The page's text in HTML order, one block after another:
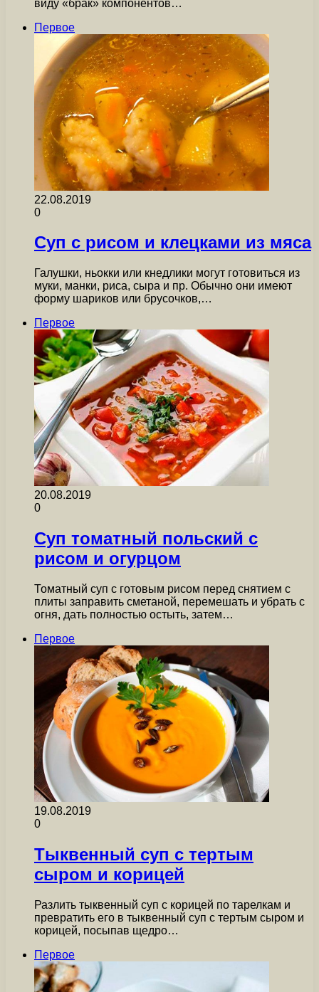
виду «брак» компонентов…
Первое
22.08.2019
0
Суп с рисом и клецками из мяса
Галушки, ньокки или кнедлики могут готовиться из
муки, манки, риса, сыра и пр. Обычно они имеют
форму шариков или брусочков,…
Первое
20.08.2019
0
Суп томатный польский с
рисом и огурцом
Томатный суп с готовым рисом перед снятием с
плиты заправить сметаной, перемешать и убрать с
огня, дать полностью остыть, затем…
Первое
19.08.2019
0
Тыквенный суп с тертым
сыром и корицей
Разлить тыквенный суп с корицей по тарелкам и
превратить его в тыквенный суп с тертым сыром и
корицей, посыпав щедро…
Первое